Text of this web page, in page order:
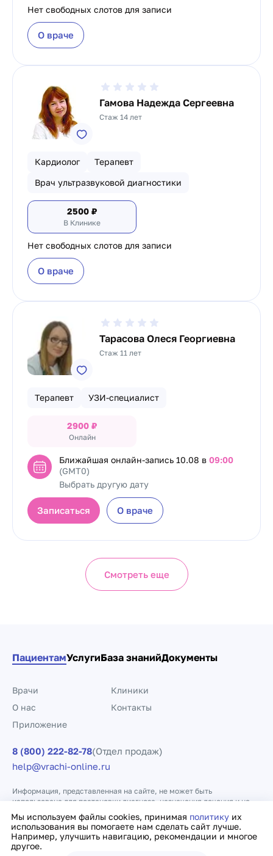
Нет свободных слотов для записи
О враче
Гамова Надежда Сергеевна
Стаж 14 лет
Кардиолог
Терапевт
Врач ультразвуковой диагностики
2500 ₽
В Клинике
Нет свободных слотов для записи
О враче
Тарасова Олеся Георгиевна
Стаж 11 лет
Терапевт УЗИ-специалист
2900 ₽
Онлайн
Ближайшая онлайн-запись 10.08 в 09:00
(GMT0)
Выбрать другую дату
Записаться О враче
Смотреть еще
Мы используем файлы cookies, принимая политику их
использования вы помогаете нам сделать сайт лучше.
Например, улучшить навигацию, рекомендации и многое
другое.
ПациентамУслугиБаза знанийДокументы
Врачи
Клиники
О нас
Контакты
Приложение
8 (800) 222-82-78(Отдел продаж)
help@vrachi-online.ru
Информация, представленная на сайте, не может быть
использована для постановки диагноза, назначения лечения и не
заменяет прием врача.
Политика конфиденциальности Договор оферты